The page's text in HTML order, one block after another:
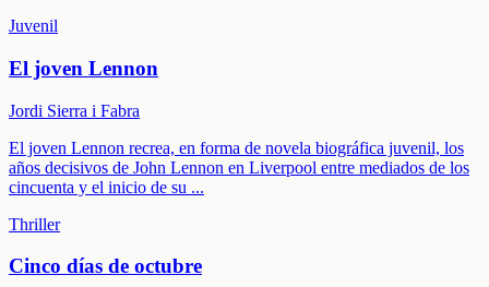
Juvenil
El joven Lennon
Jordi Sierra i Fabra
El joven Lennon recrea, en forma de novela biográfica juvenil, los
años decisivos de John Lennon en Liverpool entre mediados de los
cincuenta y el inicio de su ...
Thriller
Cinco días de octubre